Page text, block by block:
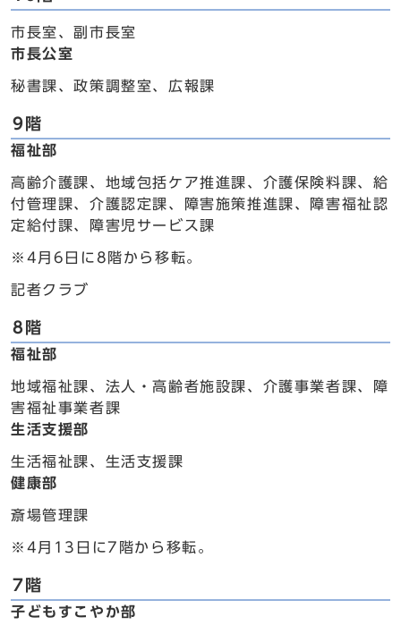
市長室、副市長室
市長公室
秘書課、政策調整室、広報課
9階
福祉部
高齢介護課、地域包括ケア推進課、介護保険料課、給
付管理課、介護認定課、障害施策推進課、障害福祉認
定給付課、障害児サービス課
※4月6日に8階から移転。
記者クラブ
8階
福祉部
地域福祉課、法人・高齢者施設課、介護事業者課、障
害福祉事業者課
生活支援部
生活福祉課、生活支援課
健康部
斎場管理課
※4月13日に7階から移転。
7階
子どもすこやか部